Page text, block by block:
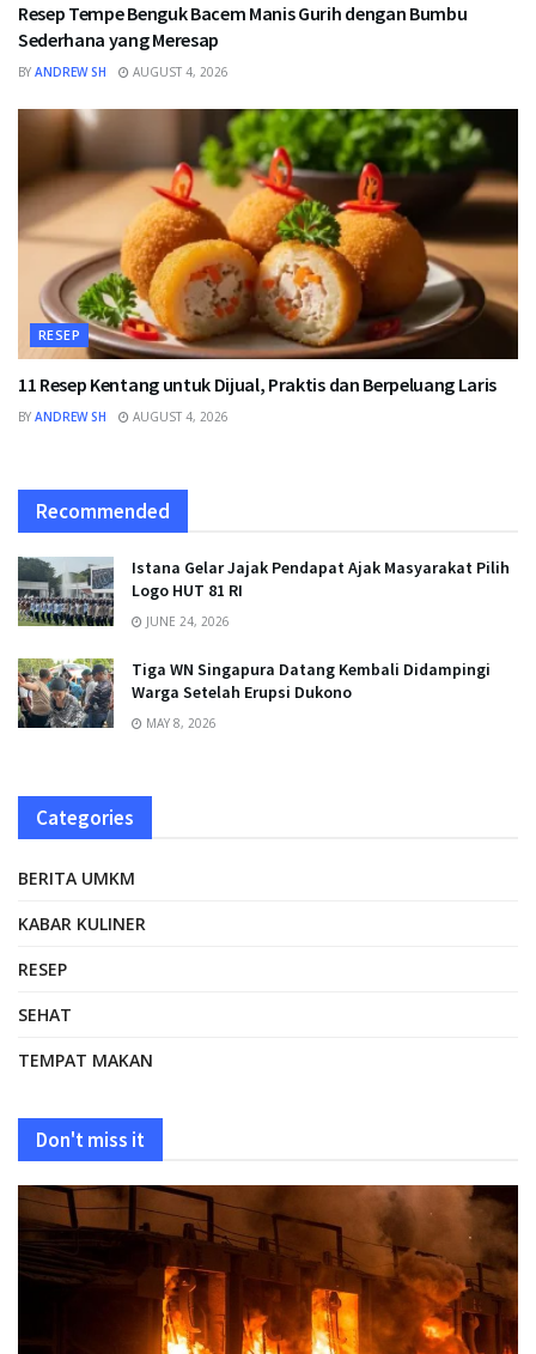
Resep Tempe Benguk Bacem Manis Gurih dengan Bumbu
Sederhana yang Meresap
BY ANDREW SH AUGUST 4, 2026
RESEP
11 Resep Kentang untuk Dijual, Praktis dan Berpeluang Laris
BY ANDREW SH AUGUST 4, 2026
Recommended
Istana Gelar Jajak Pendapat Ajak Masyarakat Pilih
Logo HUT 81 RI
JUNE 24, 2026
Tiga WN Singapura Datang Kembali Didampingi
Warga Setelah Erupsi Dukono
MAY 8, 2026
Categories
BERITA UMKM
KABAR KULINER
RESEP
SEHAT
TEMPAT MAKAN
Don't miss it